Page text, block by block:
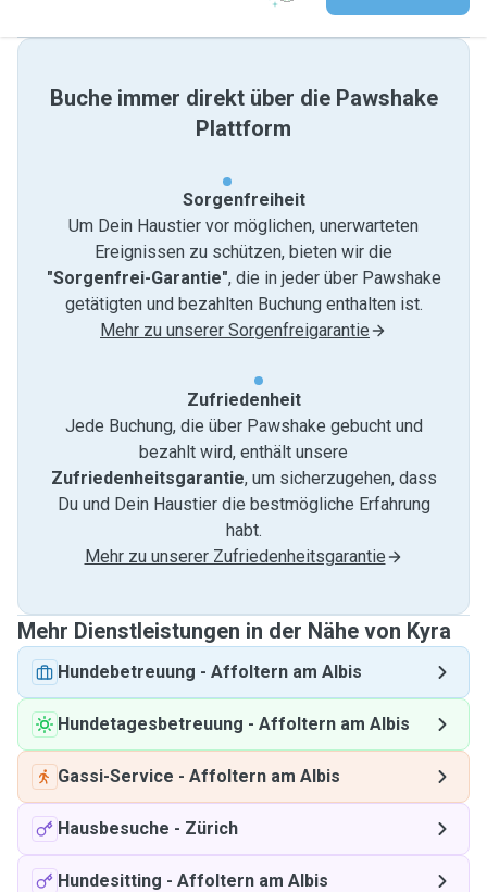
Buche immer direkt über die Pawshake
Plattform
Sorgenfreiheit
Um Dein Haustier vor möglichen, unerwarteten
Ereignissen zu schützen, bieten wir die
"Sorgenfrei-Garantie", die in jeder über Pawshake
getätigten und bezahlten Buchung enthalten ist.
Mehr zu unserer Sorgenfreigarantie
Zufriedenheit
Jede Buchung, die über Pawshake gebucht und
bezahlt wird, enthält unsere
Zufriedenheitsgarantie, um sicherzugehen, dass
Du und Dein Haustier die bestmögliche Erfahrung
habt.
Mehr zu unserer Zufriedenheitsgarantie
Mehr Dienstleistungen in der Nähe von Kyra
Hundebetreuung - Affoltern am Albis
Hundetagesbetreuung - Affoltern am Albis
Gassi-Service - Affoltern am Albis
Hausbesuche - Zürich
Hundesitting - Affoltern am Albis